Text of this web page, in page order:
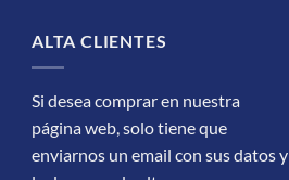
ALTA CLIENTES
Si desea comprar en nuestra
página web, solo tiene que
enviarnos un email con sus datos y